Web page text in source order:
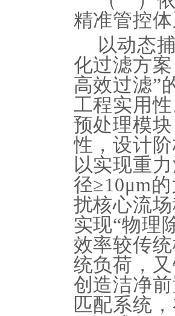
精准管控
以动态
化过滤方
高效过滤”
工程实用
预处理模
性，设计
以实现重
径≥10μm
扰核心流
实现“物理
效率较传
统负荷，
创造洁净
匹配系统